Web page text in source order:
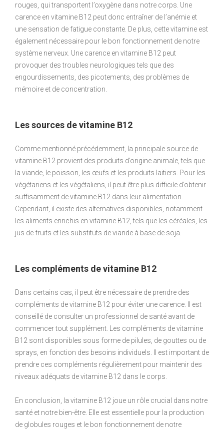
rouges, qui transportent l’oxygène dans notre corps. Une
carence en vitamine B12 peut donc entraîner de l’anémie et
une sensation de fatigue constante. De plus, cette vitamine est
également nécessaire pour le bon fonctionnement de notre
système nerveux. Une carence en vitamine B12 peut
provoquer des troubles neurologiques tels que des
engourdissements, des picotements, des problèmes de
mémoire et de concentration.
Les sources de vitamine B12
Comme mentionné précédemment, la principale source de
vitamine B12 provient des produits d’origine animale, tels que
la viande, le poisson, les œufs et les produits laitiers. Pour les
végétariens et les végétaliens, il peut être plus difficile d’obtenir
suffisamment de vitamine B12 dans leur alimentation.
Cependant, il existe des alternatives disponibles, notamment
les aliments enrichis en vitamine B12, tels que les céréales, les
jus de fruits et les substituts de viande à base de soja.
Les compléments de vitamine B12
Dans certains cas, il peut être nécessaire de prendre des
compléments de vitamine B12 pour éviter une carence. Il est
conseillé de consulter un professionnel de santé avant de
commencer tout supplément. Les compléments de vitamine
B12 sont disponibles sous forme de pilules, de gouttes ou de
sprays, en fonction des besoins individuels. Il est important de
prendre ces compléments régulièrement pour maintenir des
niveaux adéquats de vitamine B12 dans le corps.
En conclusion, la vitamine B12 joue un rôle crucial dans notre
santé et notre bien-être. Elle est essentielle pour la production
de globules rouges et le bon fonctionnement de notre